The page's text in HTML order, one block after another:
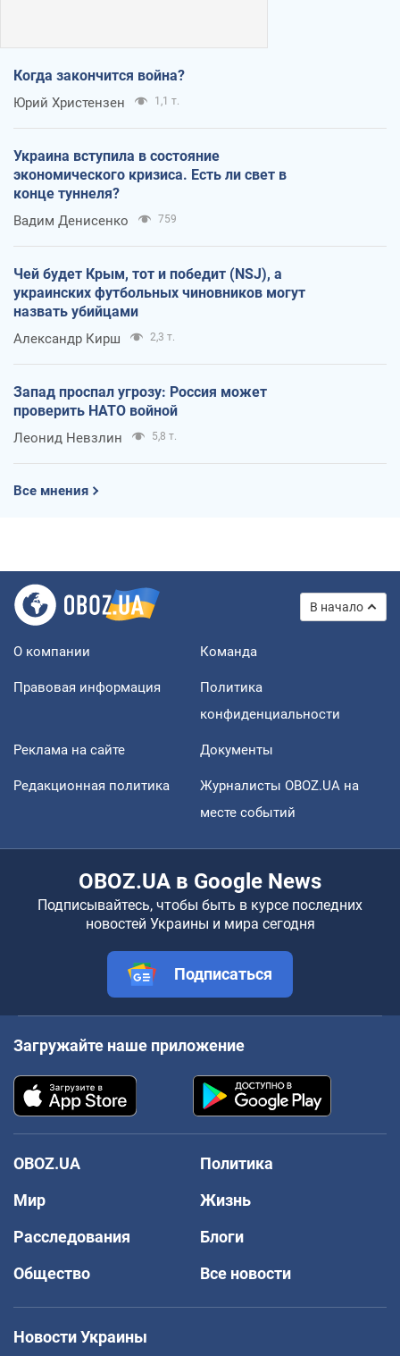
Когда закончится война?
Юрий Христензен 1,1 т.
Украина вступила в состояние
экономического кризиса. Есть ли свет в
конце туннеля?
Вадим Денисенко 759
Чей будет Крым, тот и победит (NSJ), а
украинских футбольных чиновников могут
назвать убийцами
Александр Кирш 2,3 т.
Запад проспал угрозу: Россия может
проверить НАТО войной
Леонид Невзлин 5,8 т.
Все мнения
В начало
О компании Команда
Правовая информация
Политика
конфиденциальности
Реклама на сайте Документы
Редакционная политика
Журналисты OBOZ.UA на
месте событий
OBOZ.UA в Google News
Подписывайтесь, чтобы быть в курсе последних
новостей Украины и мира сегодня
Подписаться
Загружайте наше приложение
OBOZ.UA
Политика
Мир
Жизнь
Расследования
Блоги
Общество
Все новости
Новости Украины